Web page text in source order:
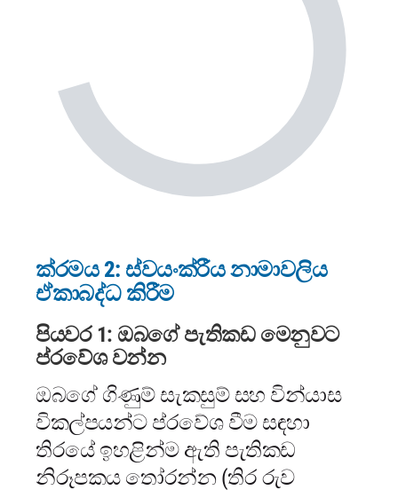
ක්රමය 2: ස්වයංක්රීය නාමාවලිය
ඒකාබද්ධ කිරීම
පියවර 1: ඔබගේ පැතිකඩ මෙනුවට
ප්රවේශ වන්න
ඔබගේ ගිණුම් සැකසුම් සහ වින්යාස
විකල්පයන්ට ප්රවේශ වීම සඳහා
තිරයේ ඉහළින්ම ඇති පැතිකඩ
නිරූපකය තෝරන්න (තිර රුව